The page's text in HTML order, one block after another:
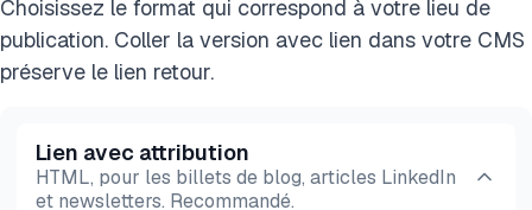
vitesses à des niveaux inutilisables et enregistrent
fréquemment les données des utilisateurs. Nous
recommandons d'utiliser un service payant sans
préoccupation.
rarement qu'une fois par semaine. Recherchez des
listes de proxy qui indiquent quand elles ont été
horodatage.
Choisissez le format qui correspond à votre lieu de
publication. Coller la version avec lien dans votre CMS
préserve le lien retour.
Lien avec attribution
HTML, pour les billets de blog, articles LinkedIn
et newsletters. Recommandé.